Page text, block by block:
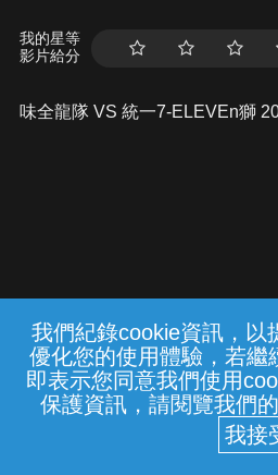
我們紀錄cookie資訊，以
優化您的使用體驗，若繼
即表示您同意我們使用
保護資訊，請閱覽我們的
我的星等
影片給分
味全龍隊 VS 統一7-ELEVEn獅
常見問題 線上客服
中華電信股份有限公司
(統一編號：